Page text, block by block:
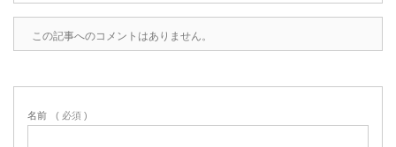
この記事へのコメントはありません。
名前 ( 必須 )